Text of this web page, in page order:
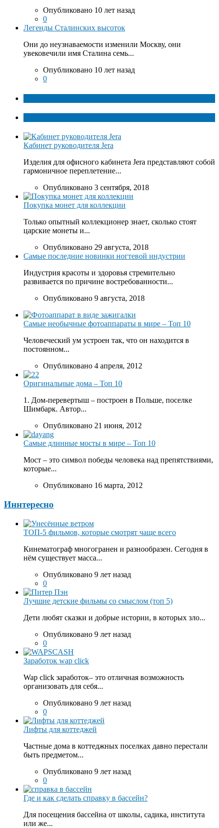
Опубликовано 10 лет назад
0
Легенды Сталинских высоток
Они до неузнаваемости изменили Москву, они
увековечили имя Сталина семь...
Опубликовано 10 лет назад
0
Кабинет руководителя Jera
Изделия для офисного кабинета Jera представляют собой
гармоничное переплетение...
Опубликовано 3 сентября, 2018
Покупка монет для коллекции
Только опытный коллекционер знает, сколько стоят
царские монеты и...
Опубликовано 29 августа, 2018
Самые последние новинки ногтевой индустрии
Индустрия красоты и здоровья стремительно
развивается по причине востребованности...
Опубликовано 9 августа, 2018
Самые необычные фотоаппараты в мире – Топ 10
Человеческий ум устроен так, что он находится в
постоянном...
Опубликовано 4 апреля, 2012
Оригинальные дома – Топ 10
1. Дом-перевертыш – построен в Польше, поселке
Шимбарк. Автор...
Опубликовано 21 июня, 2012
Самые длинные мосты в мире – Топ 10
Мост – это символ победы человека над препятствиями,
которые...
Опубликовано 16 марта, 2012
Иннтересно
ТОП-5 фильмов, которые смотрят чаще всего
Кинематограф многогранен и разнообразен. Сегодня в
нём существует масса...
Опубликовано 9 лет назад
0
Лучшие детские фильмы со смыслом (топ 5)
Дети любят сказки и добрые истории, в которых зло...
Опубликовано 9 лет назад
0
Заработок wap click
Wap click заработок– это отличная возможность
организовать для себя...
Опубликовано 9 лет назад
0
Лифты для коттеджей
Частные дома в коттеджных поселках давно перестали
быть предметом...
Опубликовано 9 лет назад
0
Где и как сделать справку в бассейн?
Для посещения бассейна от школы, садика, института
или же...